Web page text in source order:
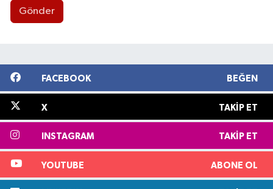
Gönder
FACEBOOK BEĞEN
X TAKIP ET
INSTAGRAM TAKIP ET
YOUTUBE ABONE OL